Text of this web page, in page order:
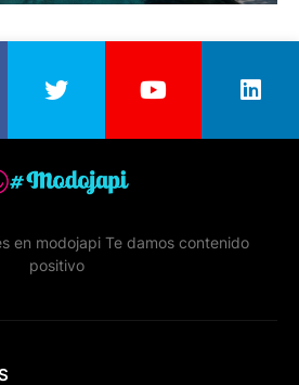
en modojapi Te damos contenido
positivo